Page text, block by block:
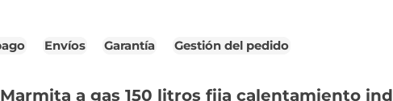
Envíos Garantía Gestión del pedido
a gas 150 litros fija calentamiento